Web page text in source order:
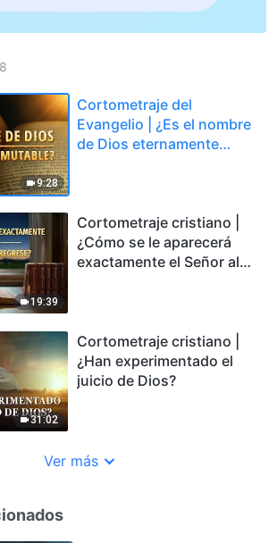
9:28
Cortometraje del
Evangelio | ¿Es el nombre
de Dios eternamente
19:39
Cortometraje cristiano |
¿Cómo se le aparecerá
exactamente el Señor al
31:02
Cortometraje cristiano |
¿Han experimentado el
juicio de Dios?
Ver más